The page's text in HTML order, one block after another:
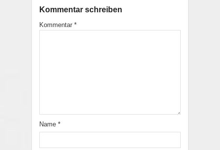
Kommentar schreiben
Kommentar *
Name *